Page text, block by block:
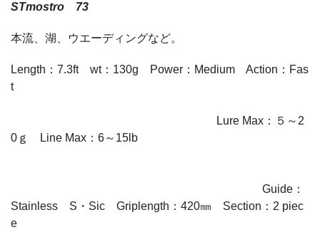
STmostro 73
本流、湖、ウエーディングなど。
Length：7.3ft wt：130g Power：Medium Action：Fas
t
Lure Max：５～2
0ｇ Line Max：6～15lb
Guide：
Stainless S・Sic Griplength：420㎜ Section：2 piec
e